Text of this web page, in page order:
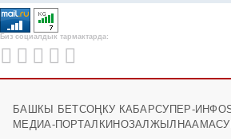
Биз социалдык тармактарда:
БАШКЫ БЕТСОҢКУ КАБАРСУПЕР-ИНФО
МЕДИА-ПОРТАЛ КИНОЗАЛ ЖЫЛНААМА